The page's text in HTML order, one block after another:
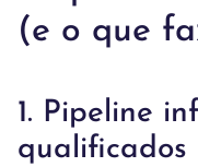
(e o que
1. Pipeline
qualificados